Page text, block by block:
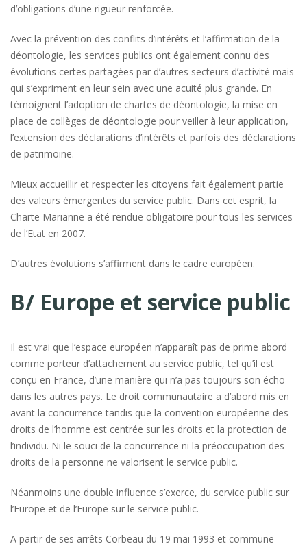
d’obligations d’une rigueur renforcée.
Avec la prévention des conflits d’intérêts et l’affirmation de la
déontologie, les services publics ont également connu des
évolutions certes partagées par d’autres secteurs d’activité mais
qui s’expriment en leur sein avec une acuité plus grande. En
témoignent l’adoption de chartes de déontologie, la mise en
place de collèges de déontologie pour veiller à leur application,
l’extension des déclarations d’intérêts et parfois des déclarations
de patrimoine.
Mieux accueillir et respecter les citoyens fait également partie
des valeurs émergentes du service public. Dans cet esprit, la
Charte Marianne a été rendue obligatoire pour tous les services
de l’Etat en 2007.
D’autres évolutions s’affirment dans le cadre européen.
B/ Europe et service public
Il est vrai que l’espace européen n’apparaît pas de prime abord
comme porteur d’attachement au service public, tel qu’il est
conçu en France, d’une manière qui n’a pas toujours son écho
dans les autres pays. Le droit communautaire a d’abord mis en
avant la concurrence tandis que la convention européenne des
droits de l’homme est centrée sur les droits et la protection de
l’individu. Ni le souci de la concurrence ni la préoccupation des
droits de la personne ne valorisent le service public.
Néanmoins une double influence s’exerce, du service public sur
l’Europe et de l’Europe sur le service public.
A partir de ses arrêts Corbeau du 19 mai 1993 et commune